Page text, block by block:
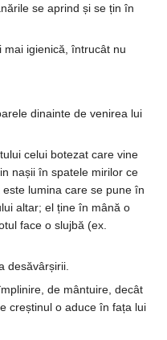
se aprind și se țin în
igienică, întrucât nu
dinainte de venirea lui
celui botezat care vine
nașii în spatele mirilor ce
lumina care se pune în
altar; el ține în mână o
face o slujbă (ex.
desăvârșirii.
de mântuire, decât
creștinul o aduce în fața lui